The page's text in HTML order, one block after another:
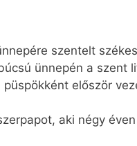
szentelt
ünnepén a szent
először
aki négy